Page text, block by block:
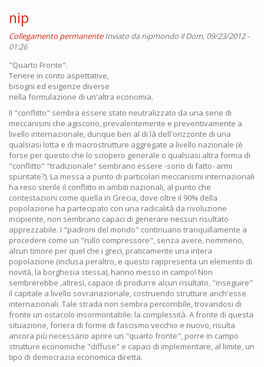
nip
Collegamento permanente Inviato danipmondo il Dom, 09/23/2012 -
01:26
"Quarto Fronte".
Tenere in conto aspettative,
bisogni ed esigenze diverse
nella formulazione di un'altra economia.
Il "conflitto" sembra essere stato neutralizzato da una serie di
meccanismi che agiscono, prevalentemente e preventivamente a
livello internazionale, dunque ben al di là dell'orizzonte di una
qualsiasi lotta e di macrostrutture aggregate a livello nazionale (è
forse per questo che lo sciopero generale o qualsiasi altra forma di
"conflitto" "tradizionale" sembrano essere -sono di fatto- armi
spuntate?). La messa a punto di particolari meccanismi internazionali
ha reso sterile il conflitto in ambiti nazionali, al punto che
contestazioni come quella in Grecia, dove oltre il 90% della
popolazione ha partecipato con una radicalità da rivoluzione
incipiente, non sembrano capaci di generare nessun risultato
apprezzabile. I "padroni del mondo" continuano tranquillamente a
procedere come un "rullo compressore", senza avere, nemmeno,
alcun timore per quel che i greci, praticamente una intera
popolazione (inclusa peraltro, e questo rappresenta un elemento di
novità, la borghesia stessa), hanno messo in campo! Non
sembrerebbe ,altresì, capace di produrre alcun risultato, "inseguire"
il capitale a livello sovranazionale, costruendo strutture anch'esse
internazionali. Tale strada non sembra percorribile, trovandosi di
fronte un ostacolo insormontabile: la complessità. A fronte di questa
situazione, foriera di forme di fascismo vecchio e nuovo, risulta
ancora più necessario aprire un "quarto fronte", porre in campo
strutture economiche "diffuse" e capaci di implementare, al limite, un
tipo di democrazia economica diretta.